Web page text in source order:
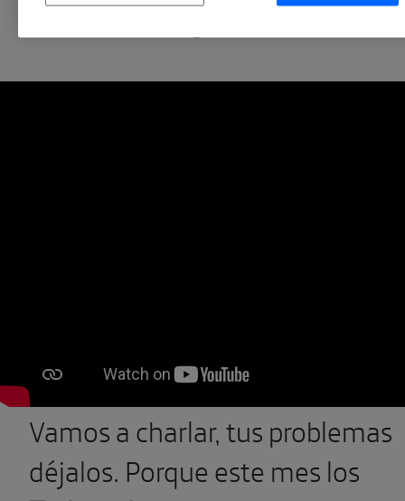
El evento íntegro, en diferido:
Vamos a charlar, tus problemas
déjalos. Porque este mes los